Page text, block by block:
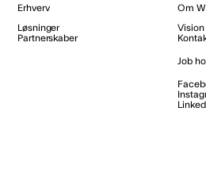
Erhverv
Løsninger
Partnerskaber
Om
Vision
Job